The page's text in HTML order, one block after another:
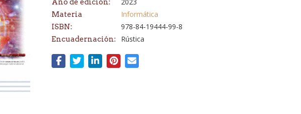
Año de edición:
Materia Informática
ISBN: 978-84-19444-99-8
Encuadernación: Rústica